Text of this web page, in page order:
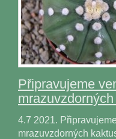
Připravujeme
4.7 2021.
mrazuvzdorných